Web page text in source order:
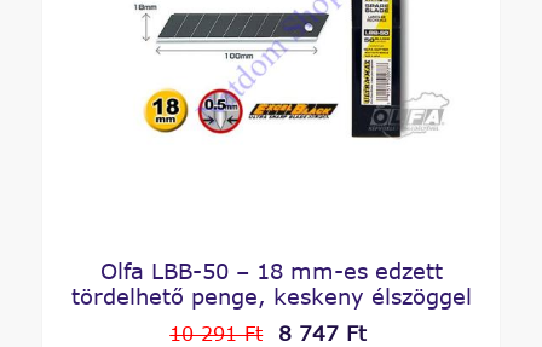
Olfa LBB-50 – 18 mm-es edzett
tördelhető penge, keskeny élszöggel
10 291 Ft 8 747 Ft